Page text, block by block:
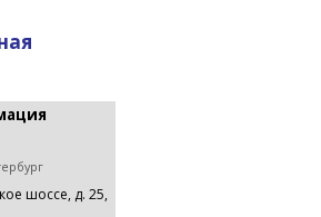
шоссе, д. 25,